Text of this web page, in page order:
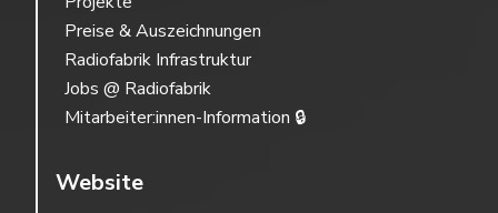
Preise & Auszeichnungen
Radiofabrik Infrastruktur
Jobs @ Radiofabrik
Mitarbeiter:innen-Information 🔒
Website